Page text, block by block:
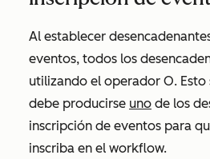
Al establecer
eventos, todos los
utilizando el operador O.
debe producirse uno de los
inscripción de eventos para
inscriba en el workflow.